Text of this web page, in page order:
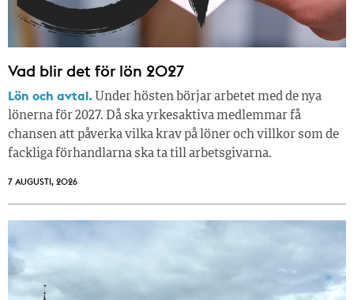
Vad blir det för lön 2027
Lön och avtal. Under hösten börjar arbetet med de nya
lönerna för 2027. Då ska yrkesaktiva medlemmar få
chansen att påverka vilka krav på löner och villkor som de
fackliga förhandlarna ska ta till arbetsgivarna.
7 AUGUSTI, 2026